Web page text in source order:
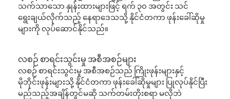
သက်သာသော နှုန်းထားများဖြင့် ရက် ၃၀ အတွင်း သင်
ရွေးချယ်လိုက်သည့် နေရာဒေသသို့ နိုင်ငံတကာ ဖုန်းခေါ်ဆိုမှု
များကို လုပ်ဆောင်နိုင်သည်။
လစဉ် စာရင်းသွင်းမှု အစီအစဉ်များ
လစဉ် စာရင်းသွင်းမှု အစီအစဉ်သည် ကြိုးဖုန်းများနှင့်
မိုဘိုင်းဖုန်းများသို့ နိုင်ငံတကာ ဖုန်းခေါ်ဆိုမှုများ ပြုလုပ်နိုင်ပြီး
မည်သည့်အချိန်တွင်မဆို သက်တမ်းတိုးစရာ မလိုဘဲ